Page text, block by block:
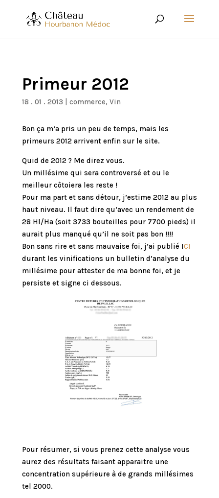
Primeur 2012
18 . 01 . 2013 commerce, Vin
Bon ça m’a pris un peu de temps, mais les
primeurs 2012 arrivent enfin sur le site.
Quid de 2012 ? Me direz vous.
Un millésime qui sera controversé et ou le
meilleur côtoiera les reste !
Pour ma part et sans détour, j’estime 2012 au plus
haut niveau. Il faut dire qu’avec un rendement de
28 Hl/Ha (soit 3733 bouteilles pour 7700 pieds) il
aurait plus manqué qu’il ne soit pas bon !!!!
Bon sans rire et sans mauvaise foi, j’ai publié ICI
durant les vinifications un bulletin d’analyse du
millésime pour attester de ma bonne foi, et je
persiste et signe ci dessous.
Pour résumer, si vous prenez cette analyse vous
aurez des résultats faisant apparaitre une
concentration supérieure à de grands millésimes
tel 2000.